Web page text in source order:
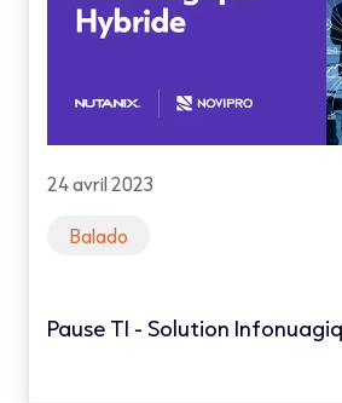
24 avril 2023
Balado
Pause TI - Solution